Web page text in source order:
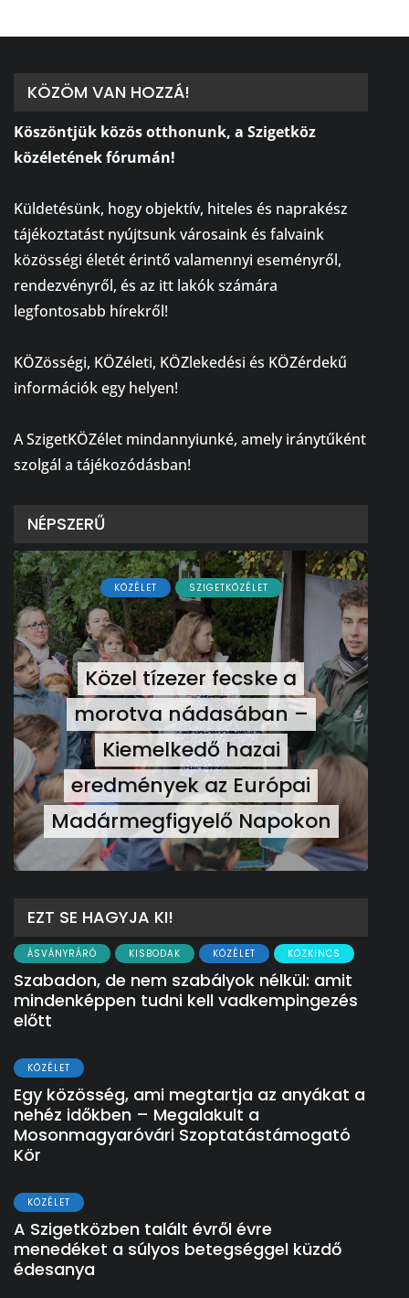
KÖZÖM VAN HOZZÁ!
Köszöntjük közös otthonunk, a Szigetköz
közéletének fórumán!
Küldetésünk, hogy objektív, hiteles és naprakész
tájékoztatást nyújtsunk városaink és falvaink
közösségi életét érintő valamennyi eseményről,
rendezvényről, és az itt lakók számára
legfontosabb hírekről!
KÖZösségi, KÖZéleti, KÖZlekedési és KÖZérdekű
információk egy helyen!
A SzigetKÖZélet mindannyiunké, amely iránytűként
szolgál a tájékozódásban!
NÉPSZERŰ
KÖZÉLET SZIGETKÖZÉLET
Közel tízezer fecske a
morotva nádasában –
Kiemelkedő hazai
eredmények az Európai
Madármegfigyelő Napokon
EZT SE HAGYJA KI!
ÁSVÁNYRÁRÓ KISBODAK KÖZÉLET KÖZKINCS
Szabadon, de nem szabályok nélkül: amit
mindenképpen tudni kell vadkempingezés
előtt
KÖZÉLET
Egy közösség, ami megtartja az anyákat a
nehéz időkben – Megalakult a
Mosonmagyaróvári Szoptatástámogató
Kör
KÖZÉLET
A Szigetközben talált évről évre
menedéket a súlyos betegséggel küzdő
édesanya